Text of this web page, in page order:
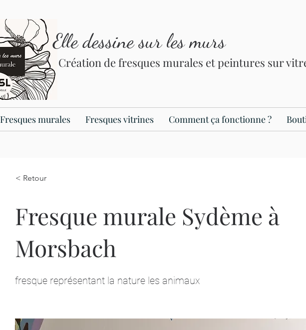
Elle dessine sur les murs
Création de fresques murales et peintures sur
Fresques murales Fresques vitrines Comment ça fonctionne ?
< Retour
Fresque murale Sydème à
Morsbach
fresque représentant la nature les animaux